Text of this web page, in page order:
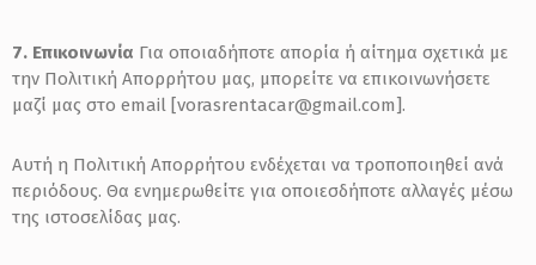
7. Επικοινωνία Για οποιαδήποτε απορία ή αίτημα σχετικά με
την Πολιτική Απορρήτου μας, μπορείτε να επικοινωνήσετε
μαζί μας στο email [vorasrentacar@gmail.com].
Αυτή η Πολιτική Απορρήτου ενδέχεται να τροποποιηθεί ανά
περιόδους. Θα ενημερωθείτε για οποιεσδήποτε αλλαγές μέσω
της ιστοσελίδας μας.